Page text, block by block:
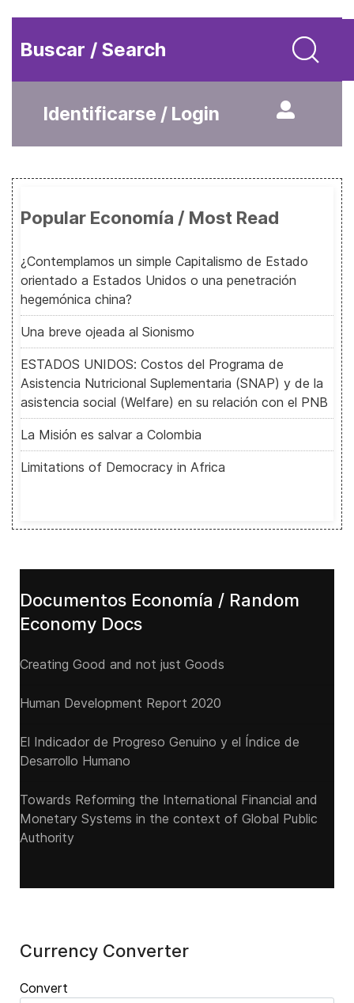
Buscar / Search
Identificarse / Login
Popular Economía / Most Read
¿Contemplamos un simple Capitalismo de Estado
orientado a Estados Unidos o una penetración
hegemónica china?
Una breve ojeada al Sionismo
ESTADOS UNIDOS: Costos del Programa de
Asistencia Nutricional Suplementaria (SNAP) y de la
asistencia social (Welfare) en su relación con el PNB
La Misión es salvar a Colombia
Limitations of Democracy in Africa
Documentos Economía / Random
Economy Docs
Creating Good and not just Goods
Human Development Report 2020
El Indicador de Progreso Genuino y el Índice de
Desarrollo Humano
Towards Reforming the International Financial and
Monetary Systems in the context of Global Public
Authority
Currency Converter
Convert